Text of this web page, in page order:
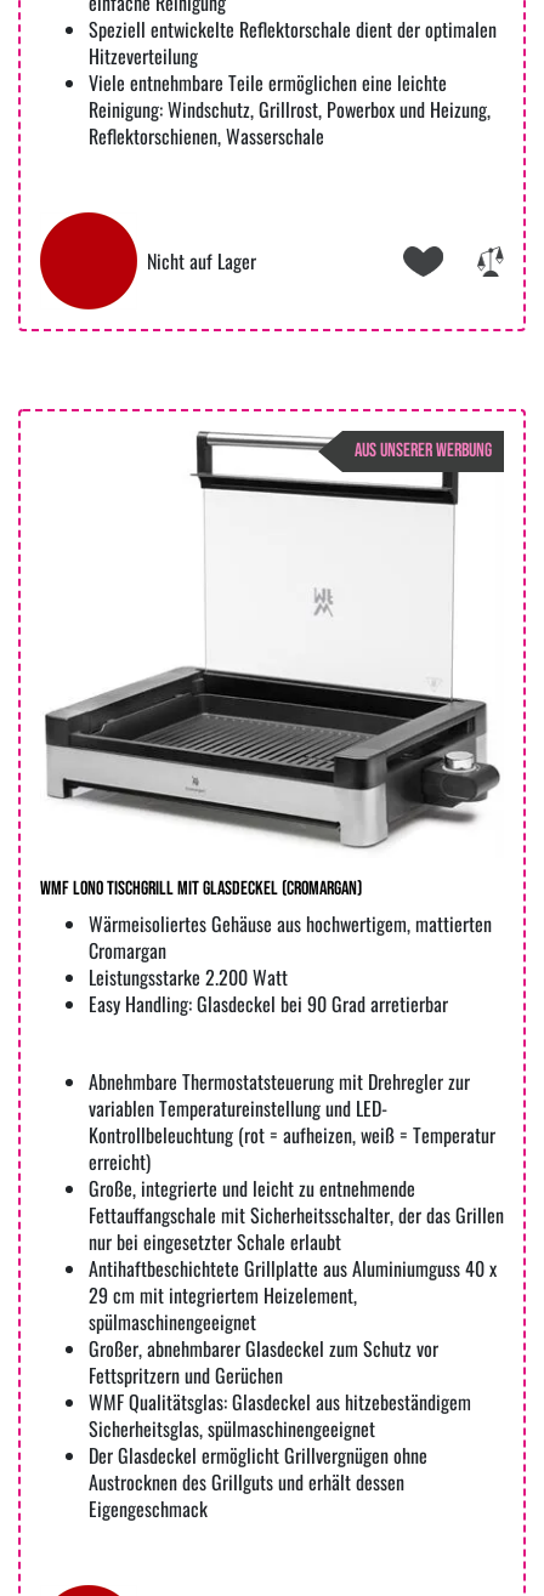
Speziell entwickelte Reflektorschale dient der optimalen
Hitzeverteilung
Viele entnehmbare Teile ermöglichen eine leichte
Reinigung: Windschutz, Grillrost, Powerbox und Heizung,
Reflektorschienen, Wasserschale
Nicht auf Lager
AUS UNSERER WERBUNG
WMF LONO Tischgrill mit Glasdeckel (cromargan)
Wärmeisoliertes Gehäuse aus hochwertigem, mattierten
Cromargan
Leistungsstarke 2.200 Watt
Easy Handling: Glasdeckel bei 90 Grad arretierbar
Abnehmbare Thermostatsteuerung mit Drehregler zur
variablen Temperatureinstellung und LED-
Kontrollbeleuchtung (rot = aufheizen, weiß = Temperatur
erreicht)
Große, integrierte und leicht zu entnehmende
Fettauffangschale mit Sicherheitsschalter, der das Grillen
nur bei eingesetzter Schale erlaubt
Antihaftbeschichtete Grillplatte aus Aluminiumguss 40 x
29 cm mit integriertem Heizelement,
spülmaschinengeeignet
Großer, abnehmbarer Glasdeckel zum Schutz vor
Fettspritzern und Gerüchen
WMF Qualitätsglas: Glasdeckel aus hitzebeständigem
Sicherheitsglas, spülmaschinengeeignet
Der Glasdeckel ermöglicht Grillvergnügen ohne
Austrocknen des Grillguts und erhält dessen
Eigengeschmack